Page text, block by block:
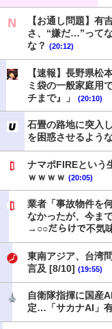
【お通し問題】有
さ、“嫌だ…”って
な？ (20:12)
【速報】長野県松
ミ袋の一般家庭用
チまで』」
(20:10)
石畳の路地に突入
を困惑させるよう
ナマポFIREという
ｗｗｗｗ (20:05)
業者「事故物件を
なかったが、今ま
→○○だらけで不気
東南アジア、台湾
言及 [8/10] (19:55)
自衛隊指揮に国産
定…「サカナAI」